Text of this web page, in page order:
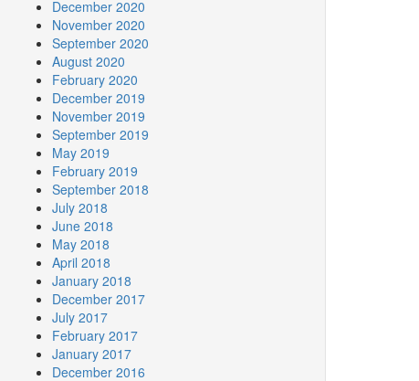
December 2020
November 2020
September 2020
August 2020
February 2020
December 2019
November 2019
September 2019
May 2019
February 2019
September 2018
July 2018
June 2018
May 2018
April 2018
January 2018
December 2017
July 2017
February 2017
January 2017
December 2016